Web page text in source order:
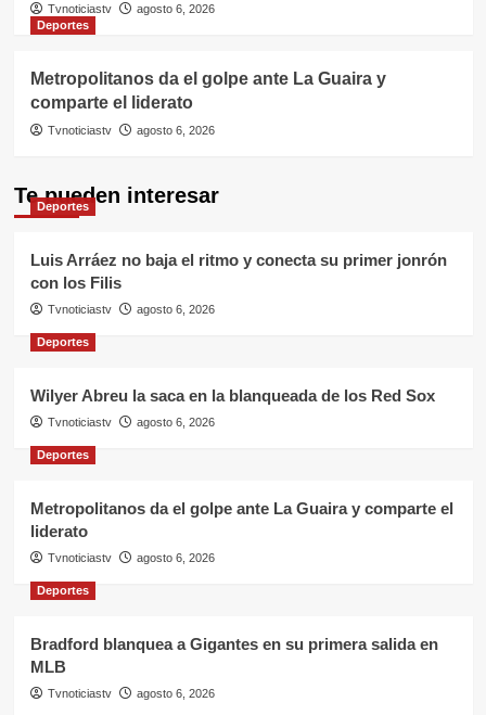
Tvnoticiastv
agosto 6, 2026
Deportes
Metropolitanos da el golpe ante La Guaira y
comparte el liderato
Tvnoticiastv agosto 6, 2026
Te pueden interesar
Deportes
Luis Arráez no baja el ritmo y conecta su primer jonrón
con los Filis
Tvnoticiastv agosto 6, 2026
Deportes
Wilyer Abreu la saca en la blanqueada de los Red Sox
Tvnoticiastv agosto 6, 2026
Deportes
Metropolitanos da el golpe ante La Guaira y comparte el
liderato
Tvnoticiastv agosto 6, 2026
Deportes
Bradford blanquea a Gigantes en su primera salida en
MLB
Tvnoticiastv agosto 6, 2026